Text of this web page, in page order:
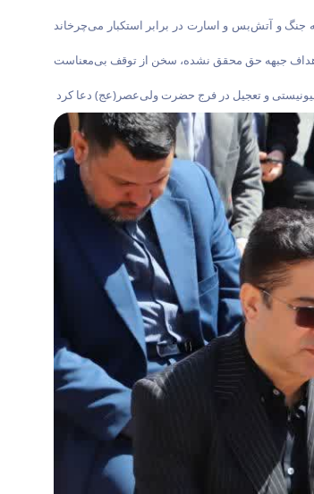
جنگ و آتش‌بس و اسارت در برابر استکبار می‌چرخاند